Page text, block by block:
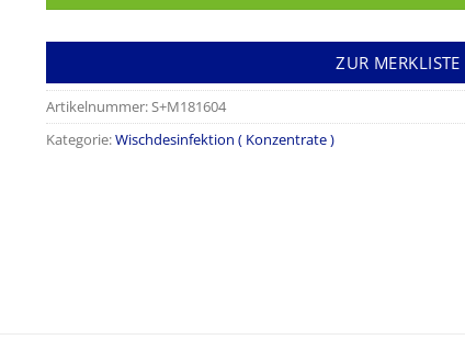
ZUR MERKLISTE
Artikelnummer:S+M181604
Kategorie:Wischdesinfektion ( Konzentrate )